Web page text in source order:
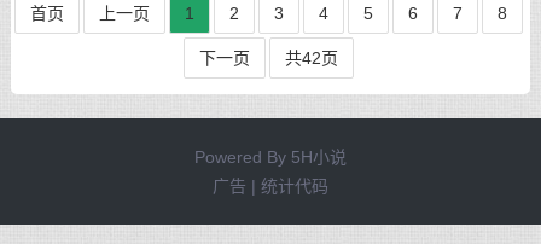
首页 上一页 1 2 3 4 5 6 7 8
下一页 共42页
Powered By 5H小说
广告 | 统计代码